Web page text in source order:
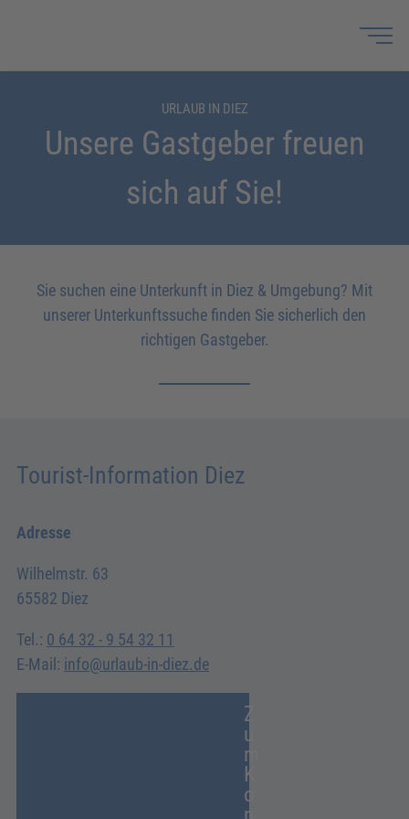
Unsere Gastgeber freuen
sich auf Sie!
URLAUB IN DIEZ
Sie suchen eine Unterkunft in Diez & Umgebung? Mit
unserer Unterkunftssuche finden Sie sicherlich den
richtigen Gastgeber.
Tourist-Information Diez
Adresse
Wilhelmstr. 63
65582 Diez
Tel.: 0 64 32 - 9 54 32 11
E-Mail: info@urlaub-in-diez.de
Z
u
m
K
o
n